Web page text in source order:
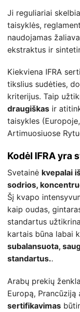
Ji reguliariai skelbia
taisyklės,
naudojamas
ekstraktus ir
Kiekviena IFRA
tikslius sudėties,
kriterijus. Taip
draugiškas ir
taisykles
Artimuosiuose
Kodėl IFRA yra
Svetainė kvepalai
sodrios,
Šį kvapo
kaip oudas,
standartus
kartais būna labai
subalansuota,
standartus..
Arabų prekių
Europą, Prancūziją
sertifikavimas